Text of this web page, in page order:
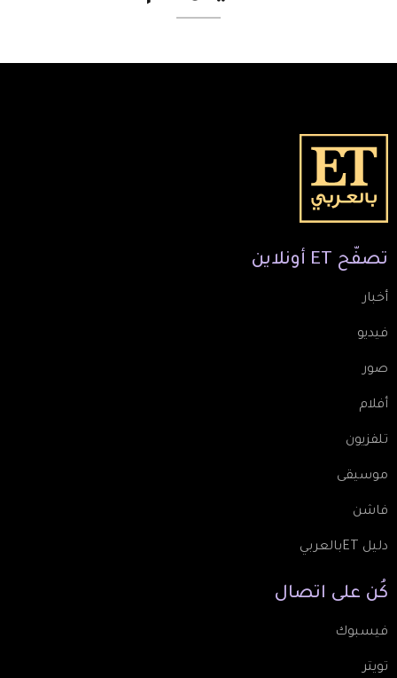
تصفّح ET أونلاين
أخبار
فيديو
صور
أفلام
تلفزيون
موسيقى
فاشن
دليل ETبالعربي
كُن على اتصال
فيسبوك
تويتر